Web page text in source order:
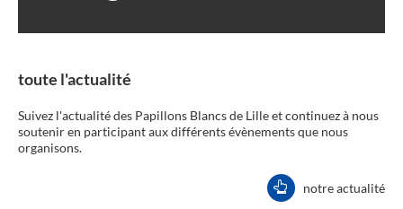
toute l'actualité
Suivez l'actualité des Papillons Blancs de Lille et continuez à nous
soutenir en participant aux différents évènements que nous
organisons.
notre actualité